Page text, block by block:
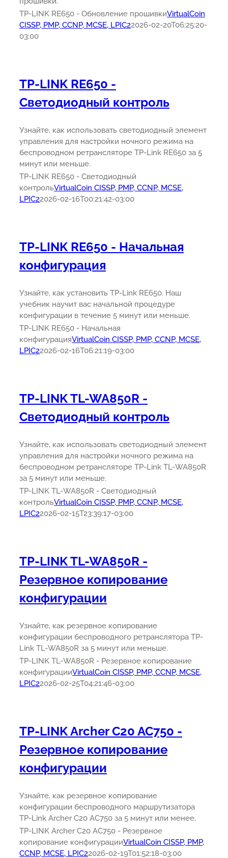
TP-LINK RE650 - Обновление прошивкиVirtualCoin
CISSP, PMP, CCNP, MCSE, LPIC22026-02-20T06:25:20-
03:00
TP-LINK RE650 -
Светодиодный контроль
Узнайте, как использовать светодиодный элемент
управления для настройки ночного режима на
беспроводном ретрансляторе TP-Link RE650 за 5
минут или меньше.
TP-LINK RE650 - Светодиодный
контрольVirtualCoin CISSP, PMP, CCNP, MCSE,
LPIC22026-02-16T00:21:42-03:00
TP-LINK RE650 - Начальная
конфигурация
Узнайте, как установить TP-Link RE650. Наш
учебник научит вас начальной процедуре
конфигурации в течение 5 минут или меньше.
TP-LINK RE650 - Начальная
конфигурацияVirtualCoin CISSP, PMP, CCNP, MCSE,
LPIC22026-02-16T06:21:19-03:00
TP-LINK TL-WA850R -
Светодиодный контроль
Узнайте, как использовать светодиодный элемент
управления для настройки ночного режима на
беспроводном ретрансляторе TP-Link TL-WA850R
за 5 минут или меньше.
TP-LINK TL-WA850R - Светодиодный
контрольVirtualCoin CISSP, PMP, CCNP, MCSE,
LPIC22026-02-15T23:39:17-03:00
TP-LINK TL-WA850R -
Резервное копирование
конфигурации
Узнайте, как резервное копирование
конфигурации беспроводного ретранслятора TP-
Link TL-WA850R за 5 минут или меньше.
TP-LINK TL-WA850R - Резервное копирование
конфигурацииVirtualCoin CISSP, PMP, CCNP, MCSE,
LPIC22026-02-25T04:21:46-03:00
TP-LINK Archer C20 AC750 -
Резервное копирование
конфигурации
Узнайте, как резервное копирование
конфигурации беспроводного маршрутизатора
TP-Link Archer C20 AC750 за 5 минут или менее.
TP-LINK Archer C20 AC750 - Резервное
копирование конфигурацииVirtualCoin CISSP, PMP,
CCNP, MCSE, LPIC22026-02-19T01:52:18-03:00